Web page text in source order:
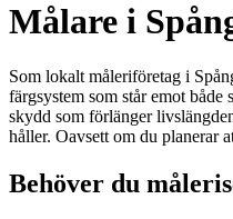
Målare i
Som lokalt måleriföretag i
färgsystem som står emot
skydd som förlänger
håller. Oavsett om du planerar
Behöver du